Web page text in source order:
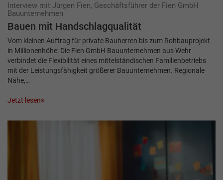
Interview mit Jürgen Fien, Geschäftsführer der Fien GmbH
Bauunternehmen
Bauen mit Handschlagqualität
Vom kleinen Auftrag für private Bauherren bis zum Rohbauprojekt
in Millionenhöhe: Die Fien GmbH Bauunternehmen aus Wehr
verbindet die Flexibilität eines mittelständischen Familienbetriebs
mit der Leistungsfähigkeit größerer Bauunternehmen. Regionale
Nähe,…
Jetzt lesen